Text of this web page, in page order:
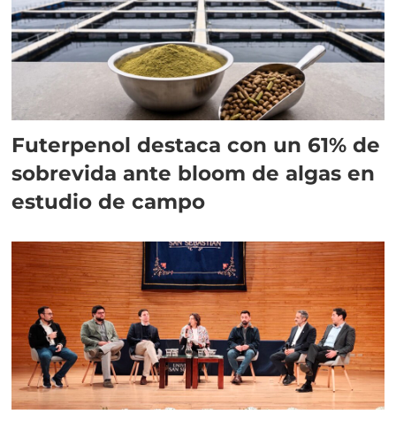
Futerpenol destaca con un 61% de
sobrevida ante bloom de algas en
estudio de campo